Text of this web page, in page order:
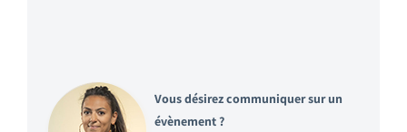
Vous désirez communiquer sur un
évènement ?